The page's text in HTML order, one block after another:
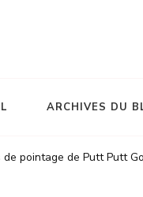
ARCHIVES DU
de pointage de Putt Putt